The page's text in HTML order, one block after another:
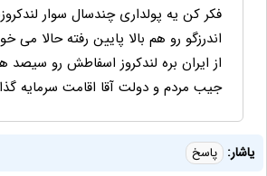
فکر کن یه پولداری چندسال سوار
اندرزگو رو هم بالا پایین رفته حالا می
از ایران بره لندکروز اسفاطش رو سیصد
جیب مردم و دولت آقا اقامت سرمایه
یاشار: پاسخ